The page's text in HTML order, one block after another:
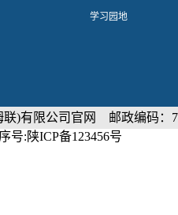
学习园地
联)有限公司官网 邮政编码：
号:陕ICP备123456号